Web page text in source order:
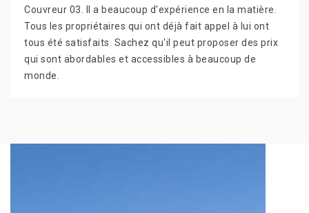
Couvreur 03. Il a beaucoup d'expérience en la matière.
Tous les propriétaires qui ont déjà fait appel à lui ont
tous été satisfaits. Sachez qu'il peut proposer des prix
qui sont abordables et accessibles à beaucoup de
monde.